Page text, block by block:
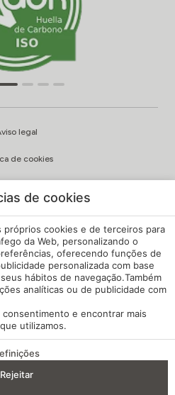
DA RESERVA
legal
de cookies
de Queixas
Interno
de cookies
de cookies
próprios cookies e de terceiros para
da Web, personalizando o
oferecendo funções de
personalizada com base
hábitos de navegação.Também
analíticas ou de publicidade com
e encontrar mais
utilizamos.
Rejeitar